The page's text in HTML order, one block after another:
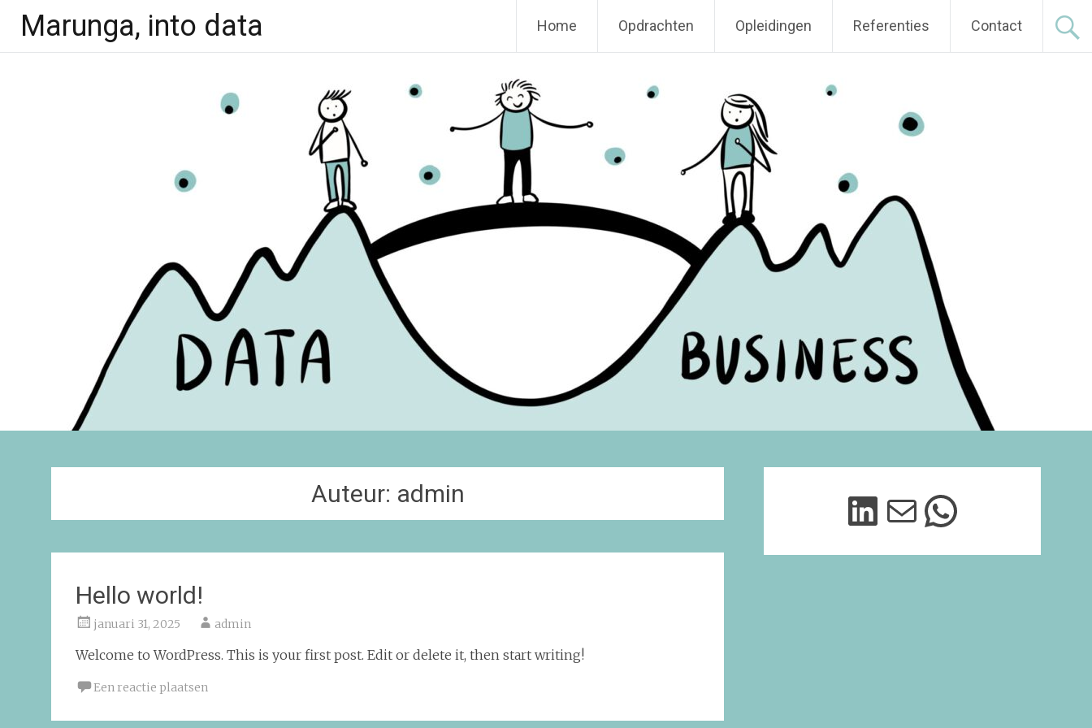
de
Marunga, into data Home Opdrachten Opleidingen Referenties Contact
Auteur: admin
Hello world!
januari 31, 2025 admin
Welcome to WordPress. This is your first post. Edit or delete it, then start writing!
Een reactie plaatsen
LinkedIn
MailStuur me vooral een appje op 06-